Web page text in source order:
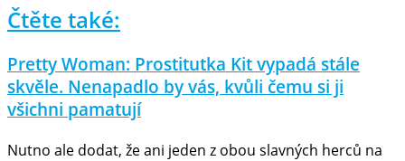
Čtěte také:
Pretty Woman: Prostitutka Kit vypadá stále
skvěle. Nenapadlo by vás, kvůli čemu si ji
všichni pamatují
Nutno ale dodat, že ani jeden z obou slavných herců na